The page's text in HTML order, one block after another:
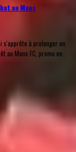
au Mans
s'apprête à prolonger en
au Mans FC, promu en